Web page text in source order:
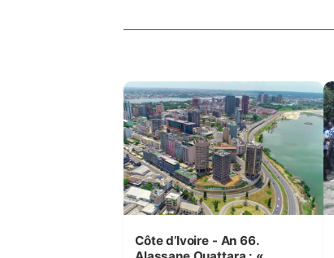
Côte d’Ivoire - An 66.